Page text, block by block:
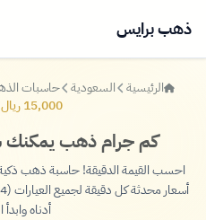
ذهب برايس
الرئيسية السعودية حاسبات
15,000 ريال إلى جرامات
كم جرام ذهب يمكنك شراؤه
احسب القيمة الدقيقة! حاسبة ذهب
أدناه